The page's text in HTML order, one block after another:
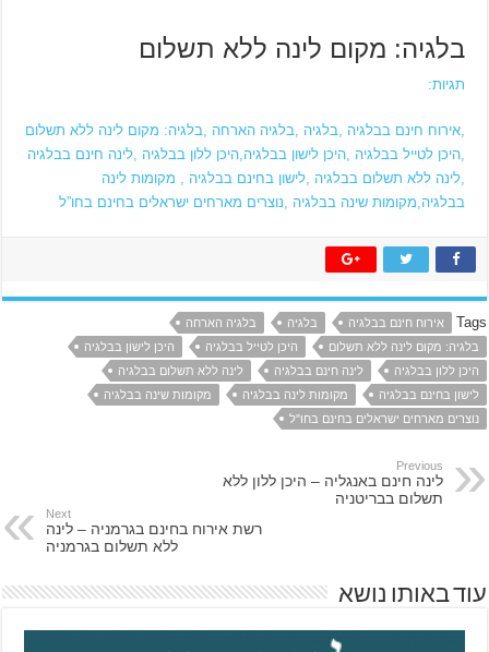
בלגיה: מקום לינה ללא תשלום
תגיות:
,אירוח חינם בבלגיה ,בלגיה ,בלגיה הארחה ,בלגיה: מקום לינה ללא תשלום
,היכן לטייל בבלגיה ,היכן לישון בבלגיה,היכן ללון בבלגיה ,לינה חינם בבלגיה
,לינה ללא תשלום בבלגיה ,לישון בחינם בבלגיה , מקומות לינה
בבלגיה,מקומות שינה בבלגיה ,נוצרים מארחים ישראלים בחינם בחו”ל
Tags אירוח חינם בבלגיה בלגיה
בלגיה הארחה
בלגיה: מקום לינה ללא תשלום
היכן לטייל בבלגיה
היכן לישון בבלגיה
היכן ללון בבלגיה
לינה חינם בבלגיה
לינה ללא תשלום בבלגיה
לישון בחינם בבלגיה
מקומות לינה בבלגיה
מקומות שינה בבלגיה
נוצרים מארחים ישראלים בחינם בחו"ל
Previous
לינה חינם באנגליה – היכן ללון ללא
תשלום בבריטניה
Next
רשת אירוח בחינם בגרמניה – לינה
ללא תשלום בגרמניה
עוד באותו נושא